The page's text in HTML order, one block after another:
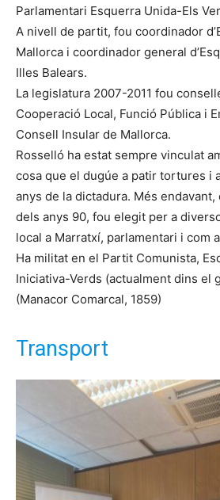
Parlamentari Esquerra Unida-Els
A nivell de partit, fou coordinador
Mallorca i coordinador general
Illes Balears.
La legislatura 2007-2011 fou
Cooperació Local, Funció Pública i
Consell Insular de Mallorca.
Rosselló ha estat sempre vinculat
cosa que el dugúe a patir tortures i
anys de la dictadura. Més
dels anys 90, fou elegit per a
local a Marratxí, parlamentari i com
Ha militat en el Partit Comunista,
Iniciativa-Verds (actualment dins el
(Manacor Comarcal, 1859)
Transport